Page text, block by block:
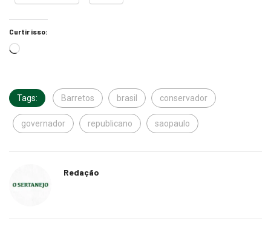
Curtir isso:
Tags: Barretos brasil conservador
governador republicano saopaulo
Redação